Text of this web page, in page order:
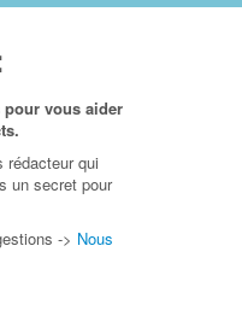
vous aider
rédacteur qui
un secret pour
-> Nous